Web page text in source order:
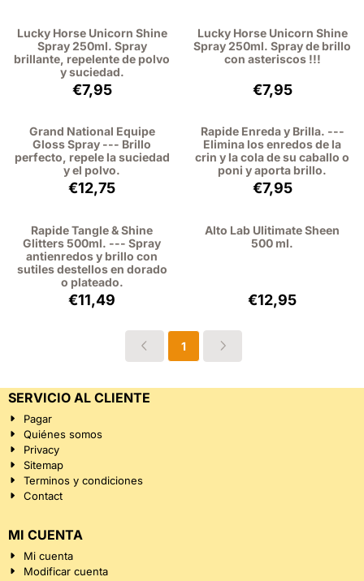
Lucky Horse Unicorn Shine
Spray 250ml. Spray
brillante, repelente de polvo
y suciedad.
Precio: 7,95, sin IVA: 6,57
€7,95
Lucky Horse Unicorn Shine
Spray 250ml. Spray de brillo
con asteriscos !!!
Precio: 7,95, sin
€7,95
Grand National Equipe
Gloss Spray --- Brillo
perfecto, repele la suciedad
y el polvo.
Precio: 12,75, sin IVA: 10,54
€12,75
Rapide Enreda y Brilla. ---
Elimina los enredos de la
crin y la cola de su caballo o
poni y aporta brillo.
Precio: 7,95, sin
€7,95
Rapide Tangle & Shine
Glitters 500ml. --- Spray
antienredos y brillo con
sutiles destellos en dorado
o plateado.
Precio: 11,49, sin IVA: 9,50
€11,49
Alto Lab Ulitimate Sheen
500 ml.
Precio: 12,95,
€12,95
1
SERVICIO AL CLIENTE
Pagar
Quiénes somos
Privacy
Sitemap
Terminos y condiciones
Contact
MI CUENTA
Mi cuenta
Modificar cuenta